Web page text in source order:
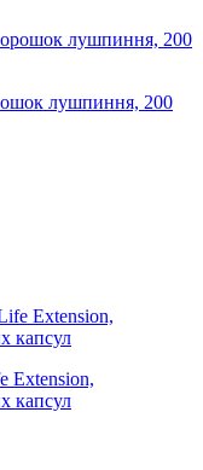
лушпиння, 200
Extension,
капсул